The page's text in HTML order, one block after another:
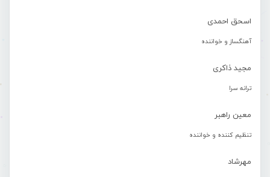
اسحق احمدی
آهنگساز و خواننده
مجید ذاکری
ترانه سرا
معین راهبر
تنظیم کننده و خواننده
مهرشاد